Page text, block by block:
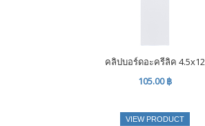
คลิปบอร์ดอะครีลิค 4.5x12
105.00 ฿
VIEW PRODUCT